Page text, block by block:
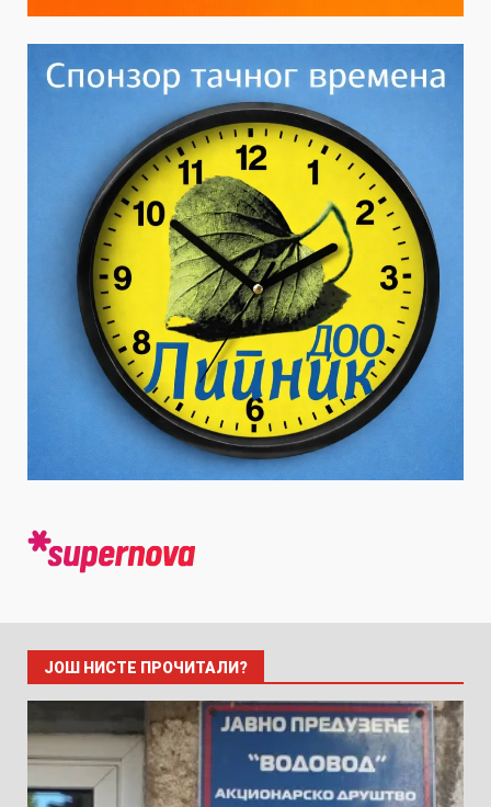
ЈОШ НИСТЕ ПРОЧИТАЛИ?